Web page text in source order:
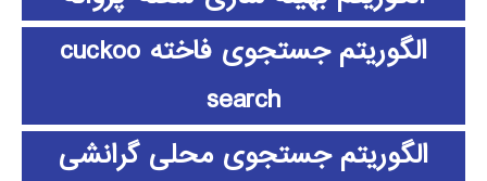
الگوریتم جستجوی فاخته cuckoo
search
الگوریتم جستجوی محلی گرانشی